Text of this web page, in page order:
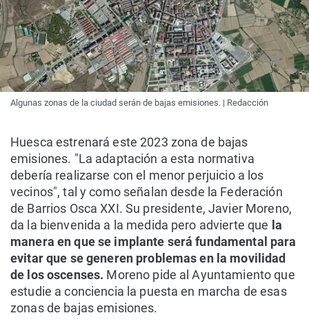
Algunas zonas de la ciudad serán de bajas emisiones. | Redacción
Huesca estrenará este 2023 zona de bajas
emisiones. "La adaptación a esta normativa
debería realizarse con el menor perjuicio a los
vecinos", tal y como señalan desde la Federación
de Barrios Osca XXI. Su presidente, Javier Moreno,
da la bienvenida a la medida pero advierte que la
manera en que se implante será fundamental para
evitar que se generen problemas en la movilidad
de los oscenses. Moreno pide al Ayuntamiento que
estudie a conciencia la puesta en marcha de esas
zonas de bajas emisiones.